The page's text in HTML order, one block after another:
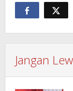
Jangan